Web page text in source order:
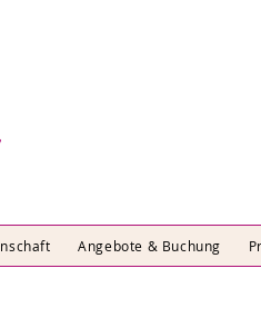
Angebote & Buchung